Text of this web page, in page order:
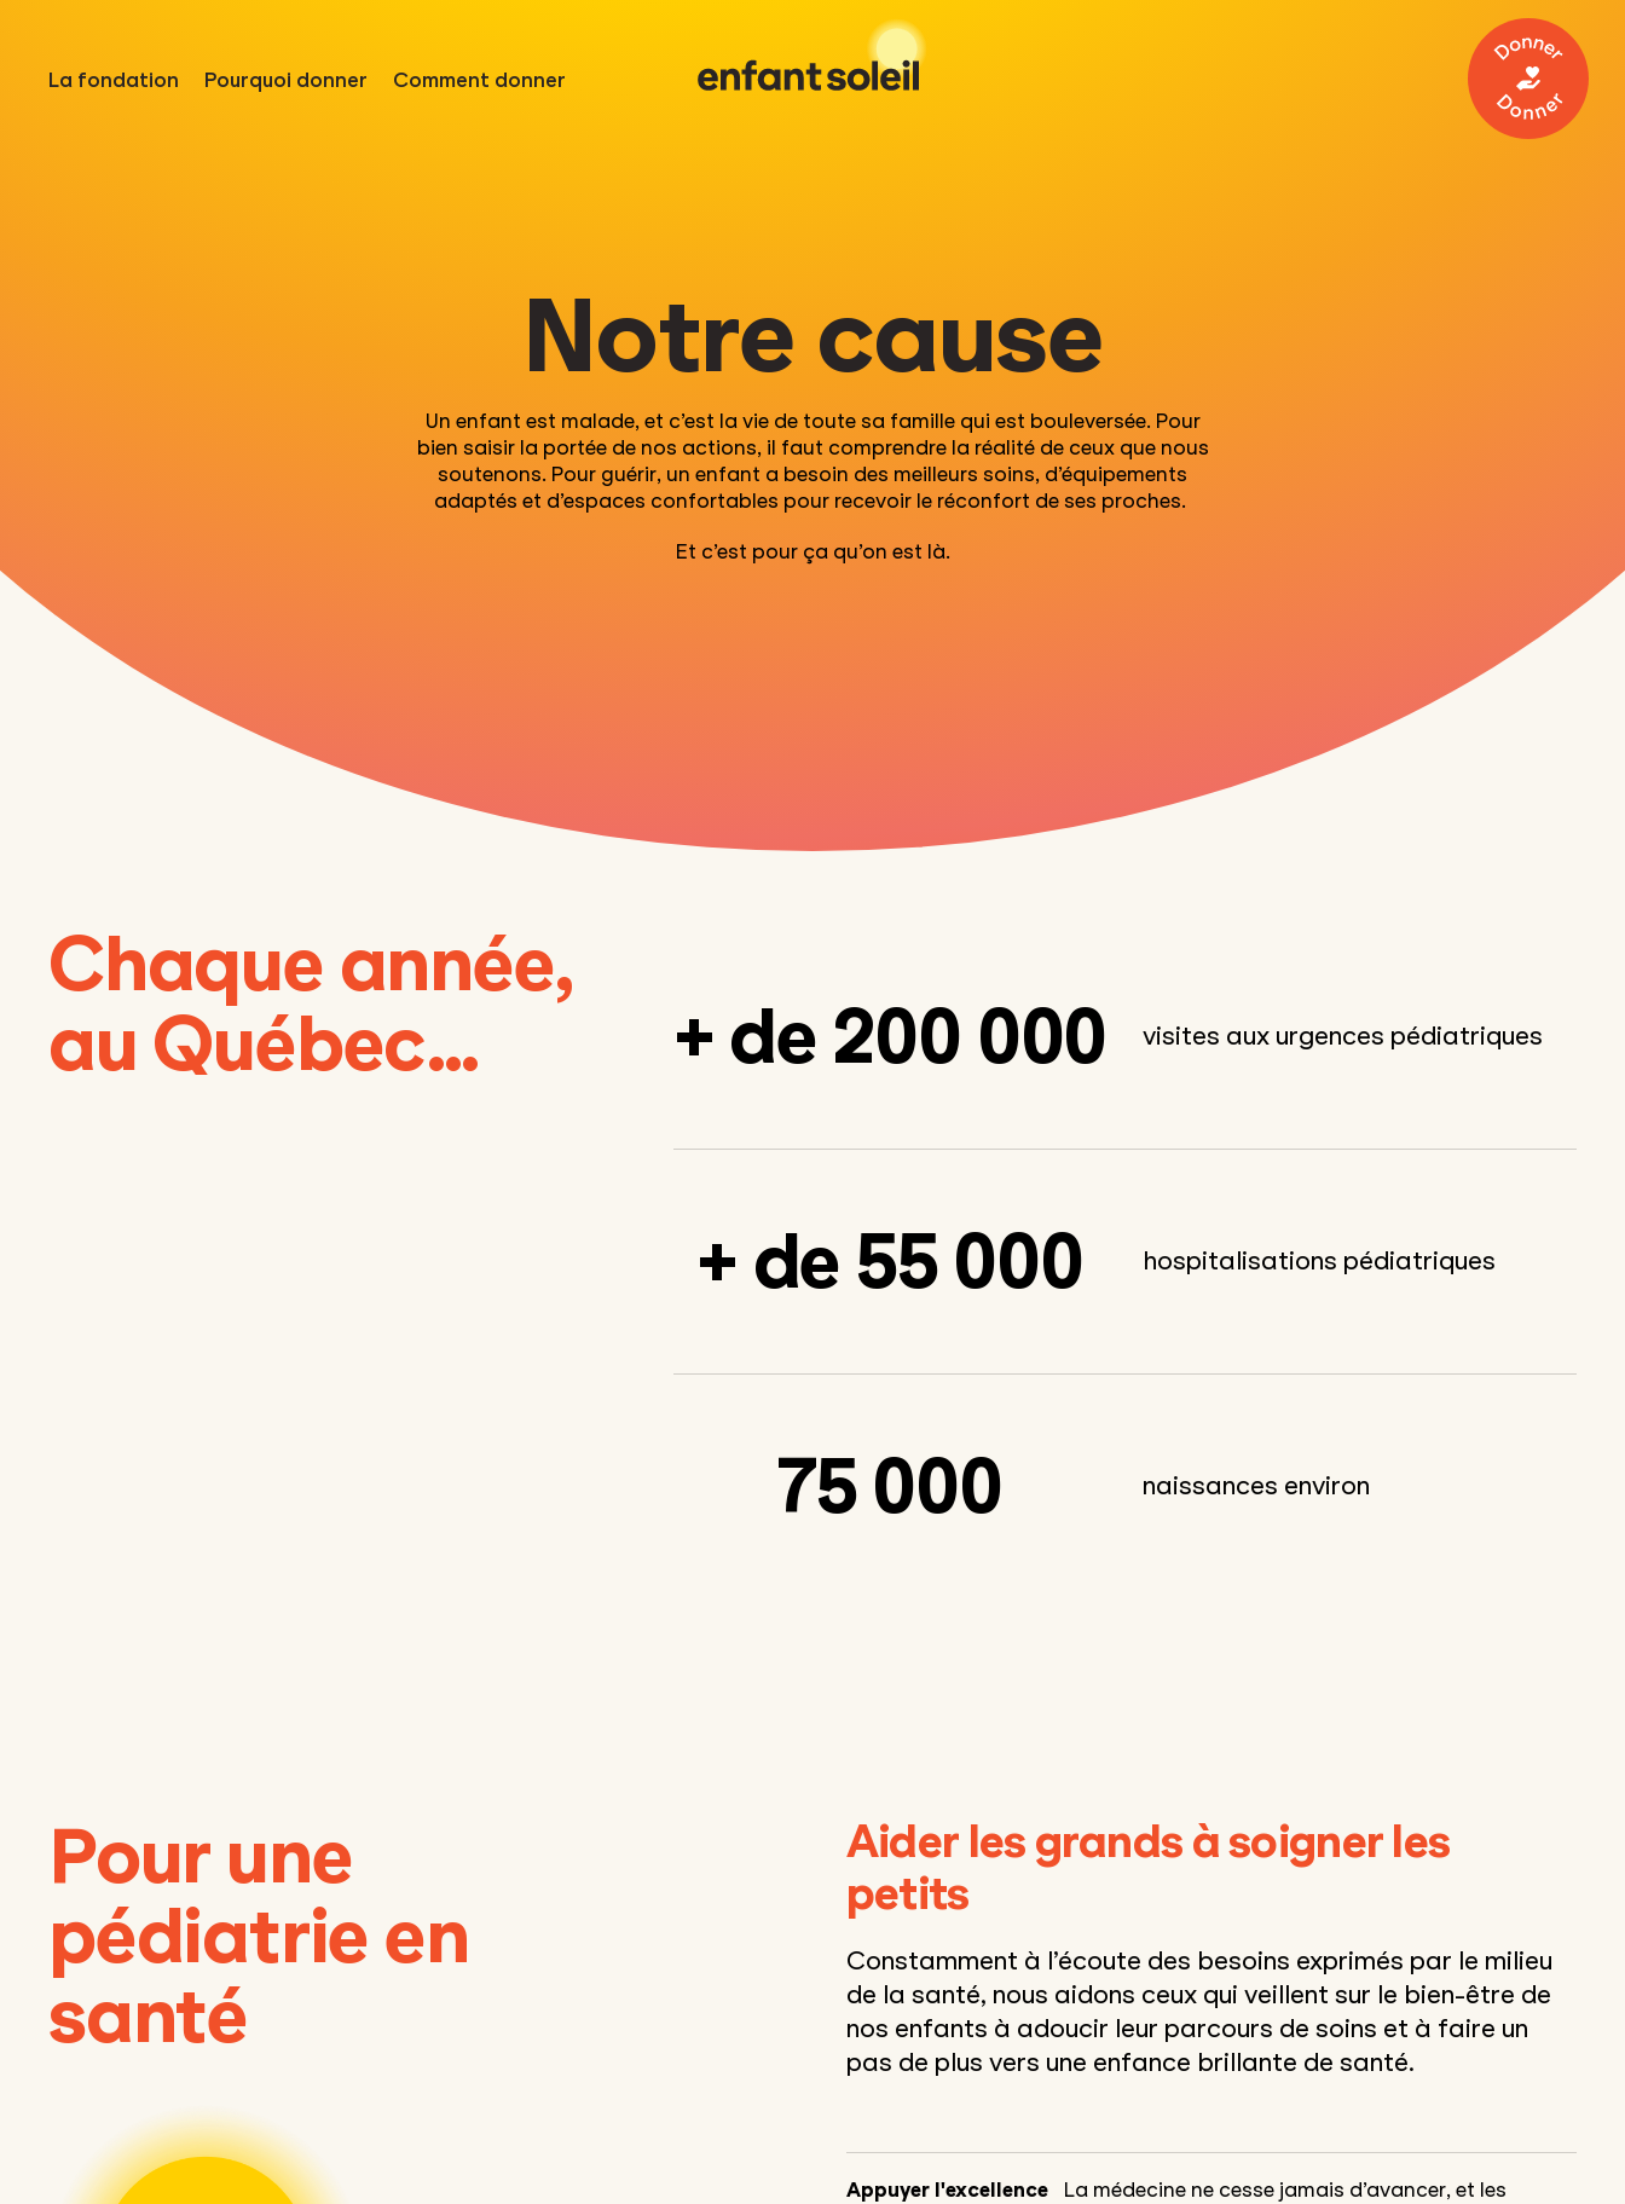
La fondation Pourquoi donner Comment donner Donner
Notre cause
Un enfant est malade, et c’est la vie de toute sa famille qui est bouleversée. Pour
bien saisir la portée de nos actions, il faut comprendre la réalité de ceux que nous
soutenons. Pour guérir, un enfant a besoin des meilleurs soins, d’équipements
adaptés et d’espaces confortables pour recevoir le réconfort de ses proches.
Et c’est pour ça qu’on est là.
Chaque année,
au Québec…
+ de 200 000 visites aux urgences pédiatriques
+ de 55 000 hospitalisations pédiatriques
75 000 naissances environ
Pour une
pédiatrie en
santé
Aider les grands à soigner les
petits
Constamment à l’écoute des besoins exprimés par le milieu
de la santé, nous aidons ceux qui veillent sur le bien-être de
nos enfants à adoucir leur parcours de soins et à faire un
pas de plus vers une enfance brillante de santé.
Appuyer l'excellence
La médecine ne cesse jamais d’avancer, et les